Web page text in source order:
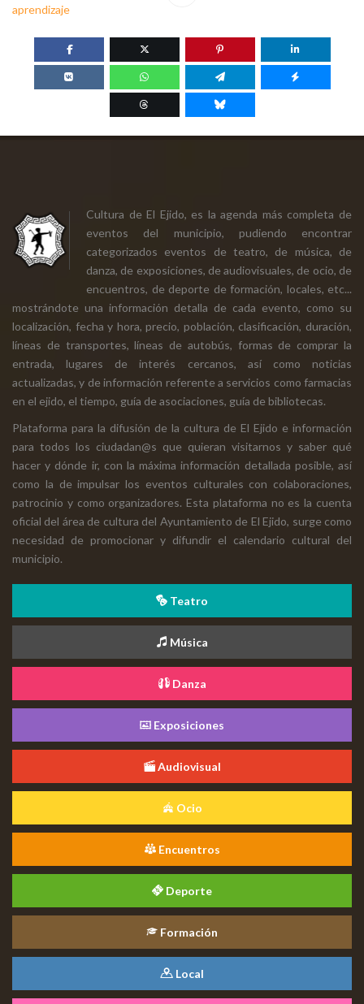
aprendizaje
Cultura de El Ejido, es la agenda más completa de
eventos del municipio, pudiendo encontrar
categorizados eventos de teatro, de música, de
danza, de exposiciones, de audiovisuales, de ocio, de
encuentros, de deporte de formación, locales, etc...
mostrándote una información detalla de cada evento, como su
localización, fecha y hora, precio, población, clasificación, duración,
líneas de transportes, líneas de autobús, formas de comprar la
entrada, lugares de interés cercanos, así como noticias
actualizadas, y de información referente a servicios como farmacias
en el ejido, el tiempo, guía de asociaciones, guía de bibliotecas.
Plataforma para la difusión de la cultura de El Ejido e información
para todos los ciudadan@s que quieran visitarnos y saber qué
hacer y dónde ir, con la máxima información detallada posible, así
como la de impulsar los eventos culturales con colaboraciones,
patrocinio y como organizadores. Esta plataforma no es la cuenta
oficial del área de cultura del Ayuntamiento de El Ejido, surge como
necesidad de promocionar y difundir el calendario cultural del
municipio.
Teatro
Música
Danza
Exposiciones
Audiovisual
Ocio
Encuentros
Deporte
Formación
Local